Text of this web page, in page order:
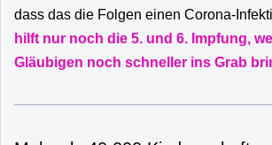
dass das die Folgen einen Corona-
hilft nur noch die 5. und 6. Impfung,
Gläubigen noch schneller ins Grab